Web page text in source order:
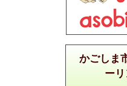
かごしま
ー